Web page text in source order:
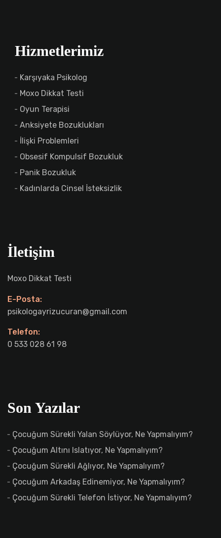
Hizmetlerimiz
Karşıyaka Psikolog
Moxo Dikkat Testi
Oyun Terapisi
Anksiyete Bozuklukları
İlişki Problemleri
Obsesif Kompulsif Bozukluk
Panik Bozukluk
Kadınlarda Cinsel İsteksizlik
İletişim
Moxo Dikkat Testi
E-Posta:
psikologayrizucuran@gmail.com
Telefon:
0 533 028 61 98
Son Yazılar
Çocuğum Sürekli Yalan Söylüyor, Ne Yapmalıyım?
Çocuğum Altını Islatıyor, Ne Yapmalıyım?
Çocuğum Sürekli Ağlıyor, Ne Yapmalıyım?
Çocuğum Arkadaş Edinemiyor, Ne Yapmalıyım?
Çocuğum Sürekli Telefon İstiyor, Ne Yapmalıyım?